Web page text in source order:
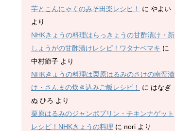
芋とこんにゃくのみそ田楽レシピ！
に やよい
より
NHKきょうの料理はらっきょうの甘酢漬け・新
しょうがの甘酢漬けレシピ！ワタナベマキ に
中村節子 より
NHKきょうの料理は栗原はるみのさけの南蛮漬
け・さんまの炊き込みご飯レシピ！
に はなぎ
ぬ ひろ より
栗原はるみのジャンボプリン・チキンナゲット
レシピ！NHKきょうの料理 に nori より